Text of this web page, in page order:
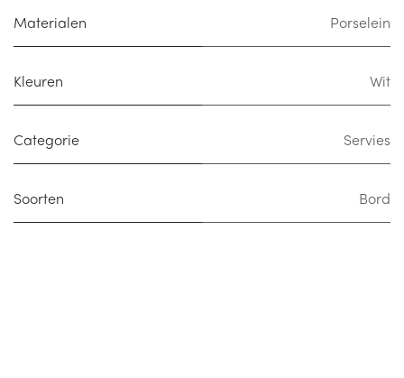
Materialen Porselein
Kleuren Wit
Categorie Servies
Soorten Bord